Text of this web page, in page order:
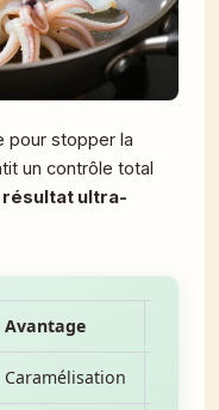
pour stopper la
un contrôle total
résultat ultra-
Avantage
Caramélisation